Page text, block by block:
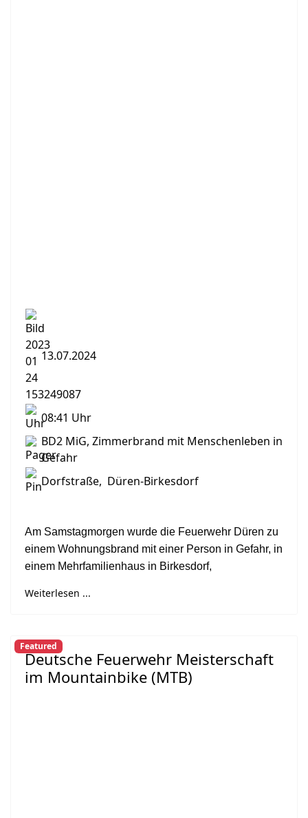
13.07.2024
08:41 Uhr
BD2 MiG, Zimmerbrand mit Menschenleben in
Gefahr
Dorfstraße, Düren-Birkesdorf
Am Samstagmorgen wurde die Feuerwehr Düren zu
einem Wohnungsbrand mit einer Person in Gefahr, in
einem Mehrfamilienhaus in Birkesdorf,
Weiterlesen ...
Featured
Deutsche Feuerwehr Meisterschaft
im Mountainbike (MTB)